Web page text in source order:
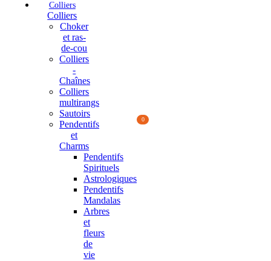
Colliers
Colliers
Choker
et ras-
de-cou
Colliers
-
Chaînes
Colliers
multirangs
Sautoirs
Pendentifs
et
Charms
Pendentifs
Spirituels
Astrologiques
Pendentifs
Mandalas
Arbres
et
fleurs
de
vie
0